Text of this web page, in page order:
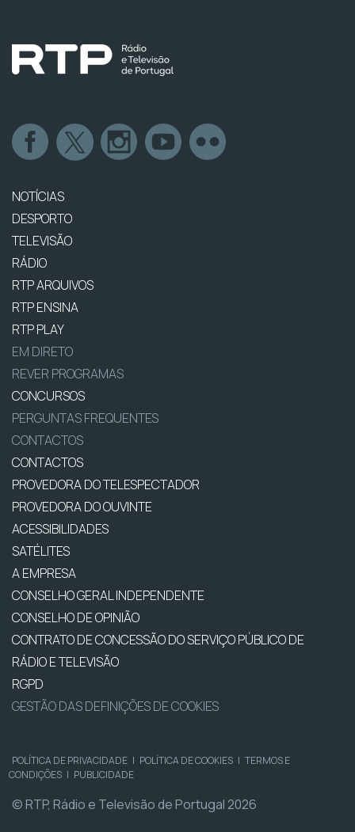
NOTÍCIAS
DESPORTO
TELEVISÃO
RÁDIO
RTP ARQUIVOS
RTP ENSINA
RTP PLAY
EM DIRETO
REVER PROGRAMAS
CONCURSOS
PERGUNTAS FREQUENTES
CONTACTOS
CONTACTOS
PROVEDORA DO TELESPECTADOR
PROVEDORA DO OUVINTE
ACESSIBILIDADES
SATÉLITES
A EMPRESA
CONSELHO GERAL INDEPENDENTE
CONSELHO DE OPINIÃO
CONTRATO DE CONCESSÃO DO SERVIÇO PÚBLICO DE
RÁDIO E TELEVISÃO
RGPD
GESTÃO DAS DEFINIÇÕES DE COOKIES
POLÍTICA DE PRIVACIDADE | POLÍTICA DE COOKIES | TERMOS E
CONDIÇÕES | PUBLICIDADE
© RTP, Rádio e Televisão de Portugal 2026